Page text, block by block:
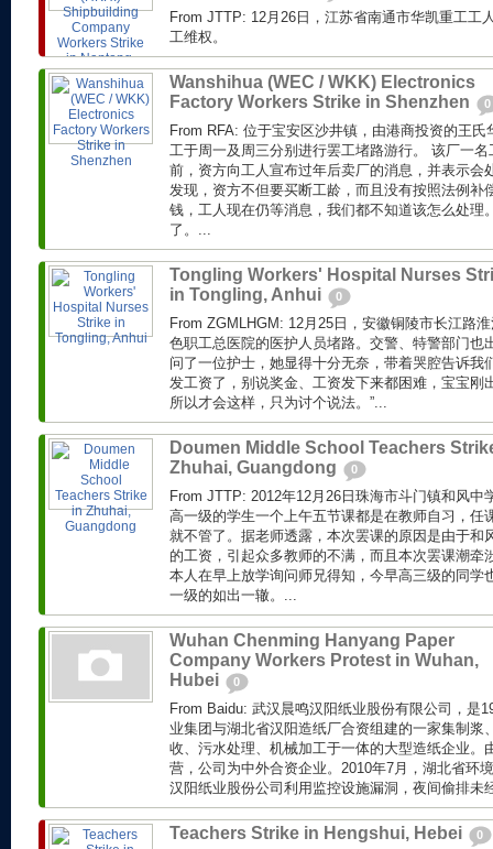
From JTTP: 12月26日，江苏省南通市华凯重工工
工维权。
Wanshihua (WEC / WKK) Electronics
Factory Workers Strike in Shenzhen
0
From RFA: 位于宝安区沙井镇，由港商投资的王
工于周一及周三分别进行罢工堵路游行。 该厂一
前，资方向工人宣布过年后卖厂的消息，并表示会
发现，资方不但要买断工龄，而且没有按照法例补
钱，工人现在仍等消息，我们都不知道该怎么处理
了。...
Tongling Workers' Hospital Nurses
in Tongling, Anhui
0
From ZGMLHGM: 12月25日，安徽铜陵市长江路
色职工总医院的医护人员堵路。交警、特警部门也
问了一位护士，她显得十分无奈，带着哭腔告诉我
发工资了，别说奖金、工资发下来都困难，宝宝刚
所以才会这样，只为讨个说法。”...
Doumen Middle School Teachers
Zhuhai, Guangdong
0
From JTTP: 2012年12月26日珠海市斗门镇和风中
高一级的学生一个上午五节课都是在教师自习，任
就不管了。据老师透露，本次罢课的原因是由于和
的工资，引起众多教师的不满，而且本次罢课潮牵
本人在早上放学询问师兄得知，今早高三级的同学
一级的如出一辙。...
Wuhan Chenming Hanyang Paper
Company Workers Protest in Wuhan,
Hubei
0
From Baidu: 武汉晨鸣汉阳纸业股份有限公司，是
业集团与湖北省汉阳造纸厂合资组建的一家集制浆
收、污水处理、机械加工于一体的大型造纸企业。
营，公司为中外合资企业。2010年7月，湖北省环
汉阳纸业股份公司利用监控设施漏洞，夜间偷排未
Teachers Strike in Hengshui, Hebei 0